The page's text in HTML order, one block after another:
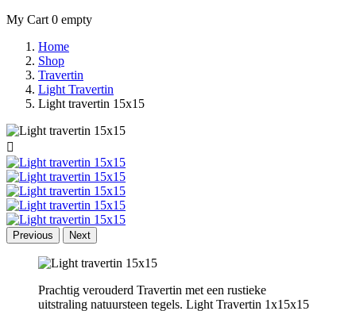
My Cart 0 empty
Home
Shop
Travertin
Light Travertin
Light travertin 15x15

Previous Next
Prachtig verouderd Travertin met een rustieke
uitstraling natuursteen tegels. Light Travertin 1x15x15